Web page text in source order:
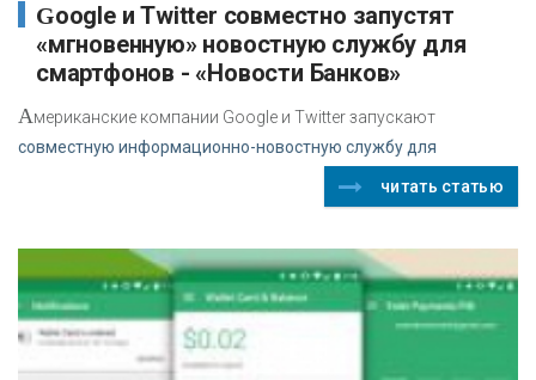
Google и Twitter совместно запустят
«мгновенную» новостную службу для
смартфонов - «Новости Банков»
Американские компании Google и Twitter запускают
совместную информационно-новостную службу для
читать статью